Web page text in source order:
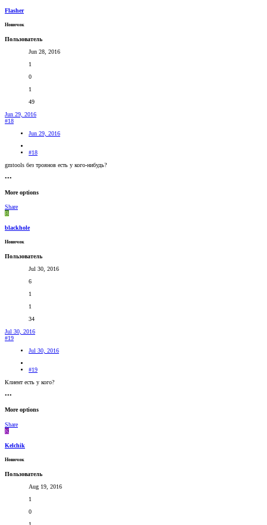
Flasher
Новичок
Пользователь
Jun 28, 2016
1
0
1
49
Jun 29, 2016
#18
Jun 29, 2016
#18
gmtools без троянов есть у кого-нибудь?
•••
More options
Share
B
blackhole
Новичок
Пользователь
Jul 30, 2016
6
1
1
34
Jul 30, 2016
#19
Jul 30, 2016
#19
Клиент есть у кого?
•••
More options
Share
K
Kelchik
Новичок
Пользователь
Aug 19, 2016
1
0